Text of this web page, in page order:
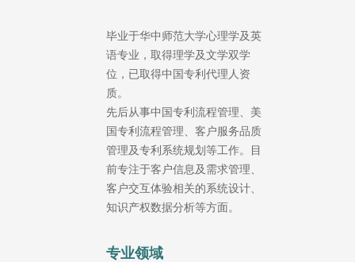
毕业于华中师范大学心理学及英
语专业，取得理学及文学双学
位，已取得中国专利代理人资
质。
先后从事中国专利流程管理、美
国专利流程管理、客户服务品质
管理及专利系统规划等工作。目
前专注于客户信息及需求管理、
客户交互体验相关的系统设计、
知识产权数据分析等方面。
专业领域